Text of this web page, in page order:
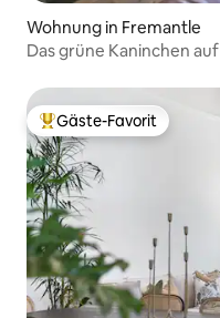
Wohnung in Fremantle
Das grüne Kaninchen
Beliebter Gäste-Favorit.
Gäste-Favorit